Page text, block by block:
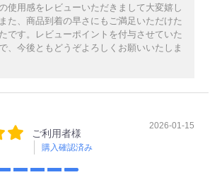
使用感をレビューいただきまして大変嬉し
た、商品到着の早さにもご満足いただけた
です。レビューポイントを付与させていた
、今後ともどうぞよろしくお願いいたしま
ご利用者様
購入確認済み
2026-01-15